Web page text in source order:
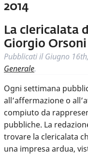
2014
La clericalata
Giorgio Orsoni
Pubblicati ilGiugno
Generale.
Ogni settimana
all’affermazione o
compiuto da
pubbliche. La
trovare la clericalata
una impresa ardua,